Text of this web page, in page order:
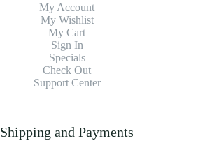
My Account
My Wishlist
My Cart
Sign In
Specials
Check Out
Support Center
Shipping and Payments